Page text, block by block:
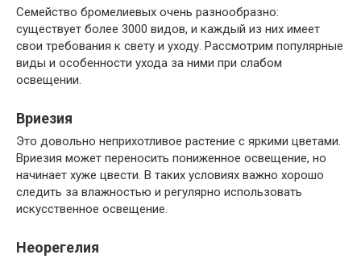
Семейство бромелиевых очень разнообразно:
существует более 3000 видов, и каждый из них имеет
свои требования к свету и уходу. Рассмотрим популярные
виды и особенности ухода за ними при слабом
освещении.
Вриезия
Это довольно неприхотливое растение с яркими цветами.
Вриезия может переносить пониженное освещение, но
начинает хуже цвести. В таких условиях важно хорошо
следить за влажностью и регулярно использовать
искусственное освещение.
Неорегелия